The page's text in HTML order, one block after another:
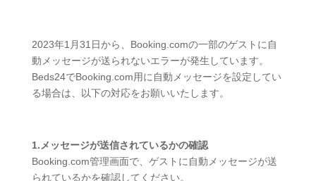
2023年1月31日から、Booking.comの一部のゲストに自
動メッセージが送られないエラーが発生しています。
Beds24でBooking.com用に自動メッセージを設定してい
る場合は、以下の対応をお願いいたします。
1.メッセージが送信されているかの確認
Booking.com管理画面で、ゲストに自動メッセージが送
られているかを確認してください。